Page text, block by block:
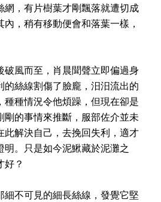
網，有片樹葉才剛飄落就遭切成
，稍有移動便會和落葉一樣，
破風而至，肖晨聞聲立即偏過身
的絲線割傷了臉龐，汨汨流出的
種種情況令他煩躁，但現在卻是
剛的事情來推斷，服部佐介並未
此解決自己，去挽回失利，適才
。只是如今泥鰍藏於泥灘之
好？
細不可見的細長絲線，發覺它堅